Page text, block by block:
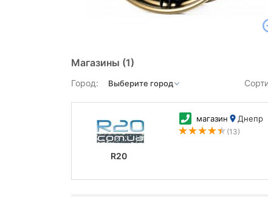
Магазины (1)
Город:
R20
магазин Днепр
(13)